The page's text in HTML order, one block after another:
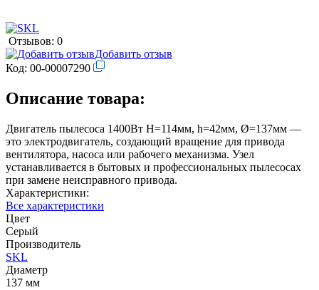
Отзывов: 0
Добавить отзыв
Код: 00-00007290
Описание товара:
Двигатель пылесоса 1400Вт H=114мм, h=42мм, Ø=137мм —
это электродвигатель, создающий вращение для привода
вентилятора, насоса или рабочего механизма. Узел
устанавливается в бытовых и профессиональных пылесосах
при замене неисправного привода.
Характеристики:
Все характеристики
Цвет
Серый
Производитель
SKL
Диаметр
137 мм